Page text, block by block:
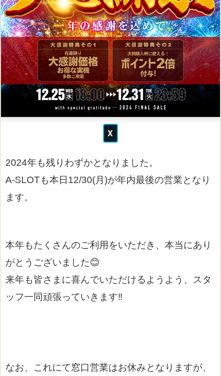
2024年も残りわずかとなりました。
A-SLOTも本日12/30(月)が年内最後の営業となり
ます。
本年もたくさんのご利用をいただき、本当にあり
がとうございました😊
来年も皆さまに喜んでいただけるようよう、スタ
ッフ一同頑張っていきます‼
なお、これにて窓口営業はお休みとなりますが、